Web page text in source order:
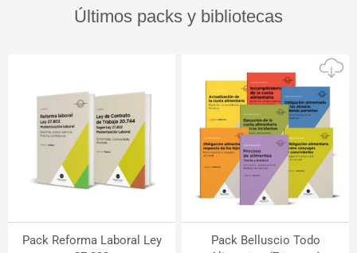
Últimos packs y bibliotecas
Pack Reforma Laboral Ley
Pack Belluscio Todo